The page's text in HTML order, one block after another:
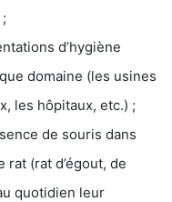
d’hygiène
domaine (les usines
les hôpitaux, etc.) ;
de souris dans
(rat d’égout, de
quotidien leur